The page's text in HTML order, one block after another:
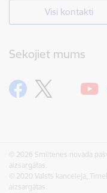
Visi kontakti
Sekojiet mums
© 2026 Smiltenes novada
aizsargātas.
© 2020 Valsts kanceleja,
aizsargātas.